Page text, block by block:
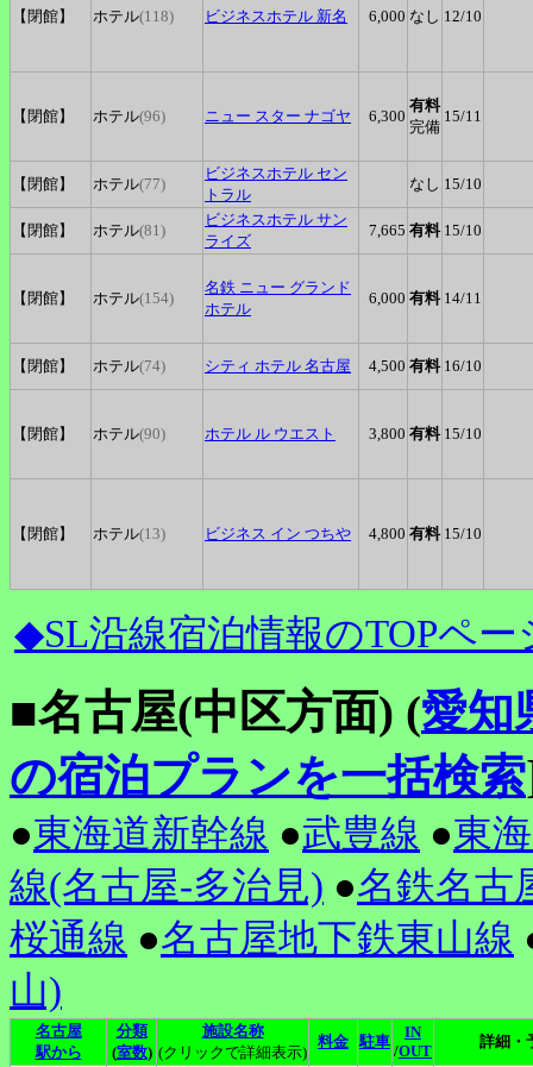
【閉館】 ホテル(118) ビジネスホテル 新名 6,000 なし 12/10
【閉館】 ホテル(96) ニュー スター ナゴヤ 6,300
有料
完備
15/11
【閉館】 ホテル(77)
ビジネスホテル セン
トラル
なし 15/10
【閉館】 ホテル(81)
ビジネスホテル サン
ライズ
7,665 有料 15/10
【閉館】 ホテル(154)
名鉄 ニュー グランド
ホテル
6,000 有料 14/11
【閉館】 ホテル(74) シティ ホテル 名古屋 4,500 有料 16/10
【閉館】 ホテル(90) ホテル ル ウエスト 3,800 有料 15/10
【閉館】 ホテル(13) ビジネス イン つちや 4,800 有料 15/10
◆SL沿線宿泊情報のTOPペー
■名古屋(中区方面) (愛知
の宿泊プランを一括検索
●東海道新幹線 ●武豊線 ●東
線(名古屋-多治見) ●名鉄名古
桜通線 ●名古屋地下鉄東山線
山)
名古屋
駅から
分類
(室数)
施設名称
(クリックで詳細表示)
料金 駐車
IN
/OUT
詳細・